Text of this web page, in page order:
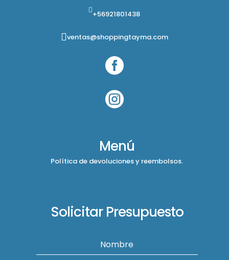
+56921801438
ventas@shoppingtayma.com


Menú
Política de devoluciones y reembolsos.
Solicitar Presupuesto
Nombre